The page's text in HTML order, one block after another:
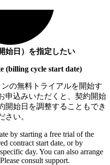
始日）を指定したい
(billing cycle start date)
の無料トライアルを開始す
申込みいただくと、契約開始
開始日を調整することもでき
さい。
by starting a free trial of the
contract start date, or by
day. You can also arrange
consult support.